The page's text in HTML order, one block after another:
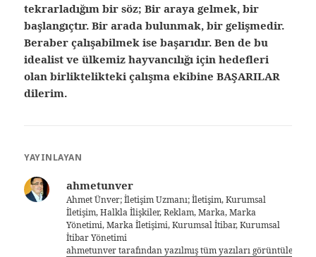
tekrarladığım bir söz; Bir araya gelmek, bir
başlangıçtır. Bir arada bulunmak, bir gelişmedir.
Beraber çalışabilmek ise başarıdır. Ben de bu
idealist ve ülkemiz hayvancılığı için hedefleri
olan birliktelikteki çalışma ekibine BAŞARILAR
dilerim.
YAYINLAYAN
ahmetunver
Ahmet Ünver; İletişim Uzmanı; İletişim, Kurumsal
İletişim, Halkla İlişkiler, Reklam, Marka, Marka
Yönetimi, Marka İletişimi, Kurumsal İtibar, Kurumsal
İtibar Yönetimi
ahmetunver tarafından yazılmış tüm yazıları görüntüle